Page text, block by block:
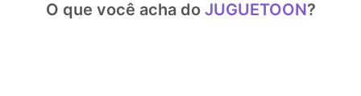
O que você acha do JUGUETOON?